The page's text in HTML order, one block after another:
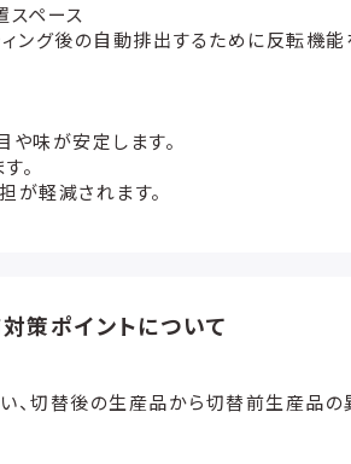
スペース
ング後の自動排出するために反転機
味が安定します。
。
が軽減されます。
策ポイントについて
、切替後の生産品から切替前生産品